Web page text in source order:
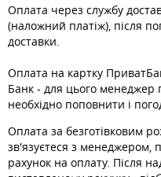
Оплата через службу
(наложний платіж), після
доставки.
Оплата на картку
Банк - для цього менеджер
необхідно поповнити і
Оплата за безготівковим
зв'язуєтеся з менеджером,
рахунок на оплату. Після